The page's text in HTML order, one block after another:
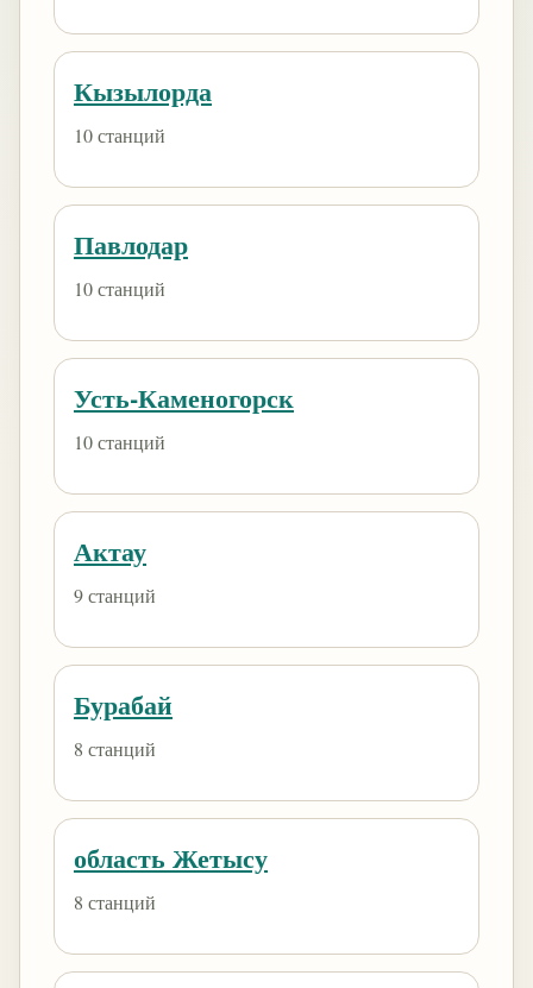
Кызылорда
10 станций
Павлодар
10 станций
Усть-Каменогорск
10 станций
Актау
9 станций
Бурабай
8 станций
область Жетысу
8 станций